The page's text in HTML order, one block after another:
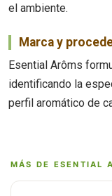
el ambiente.
Marca y
Esential Arôms
identificando la
perfil aromático de
MÁS DE ESENTIAL